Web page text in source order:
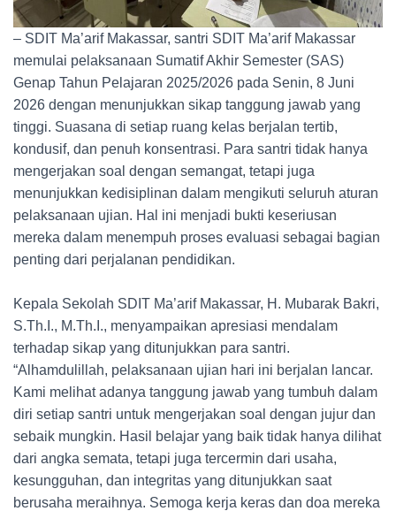
– SDIT Ma’arif Makassar, santri SDIT Ma’arif Makassar
memulai pelaksanaan Sumatif Akhir Semester (SAS)
Genap Tahun Pelajaran 2025/2026 pada Senin, 8 Juni
2026 dengan menunjukkan sikap tanggung jawab yang
tinggi. Suasana di setiap ruang kelas berjalan tertib,
kondusif, dan penuh konsentrasi. Para santri tidak hanya
mengerjakan soal dengan semangat, tetapi juga
menunjukkan kedisiplinan dalam mengikuti seluruh aturan
pelaksanaan ujian. Hal ini menjadi bukti keseriusan
mereka dalam menempuh proses evaluasi sebagai bagian
penting dari perjalanan pendidikan.
Kepala Sekolah SDIT Ma’arif Makassar, H. Mubarak Bakri,
S.Th.I., M.Th.I., menyampaikan apresiasi mendalam
terhadap sikap yang ditunjukkan para santri.
“Alhamdulillah, pelaksanaan ujian hari ini berjalan lancar.
Kami melihat adanya tanggung jawab yang tumbuh dalam
diri setiap santri untuk mengerjakan soal dengan jujur dan
sebaik mungkin. Hasil belajar yang baik tidak hanya dilihat
dari angka semata, tetapi juga tercermin dari usaha,
kesungguhan, dan integritas yang ditunjukkan saat
berusaha meraihnya. Semoga kerja keras dan doa mereka